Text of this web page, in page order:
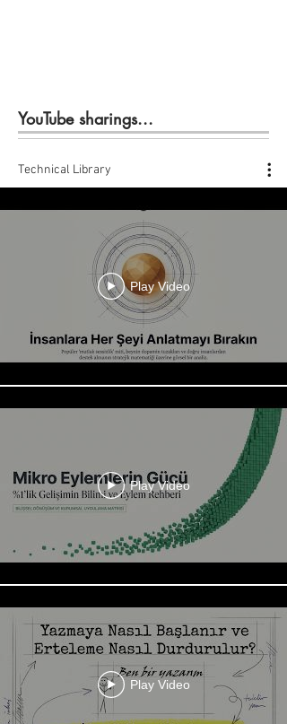
YouTube sharings...
Technical Library
Play Video
Play Video
Play Video